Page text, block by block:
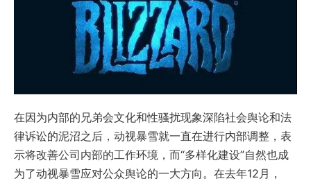
在因为内部的兄弟会文化和性骚扰现象深陷社会舆论和法
律诉讼的泥沼之后，动视暴雪就一直在进行内部调整，表
示将改善公司内部的工作环境，而“多样化建设”自然也成
为了动视暴雪应对公众舆论的一大方向。在去年12月，